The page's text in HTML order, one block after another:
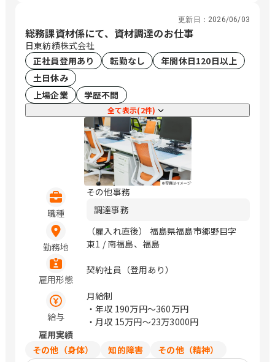
山市北区駅前町1-9-15明治安田生命岡
山ビル8階 広島 広島市東区二葉の里3-5-
7 GRANODE広島11階 福山市昭和町2-3
福山ファインビル1階 山口 下関市南部町
19-7 明治安田生命下関ビル3階 周南市
東船場町2-37 明治安田生命徳島東船場
ビル3階 高知 高知市本町2-2-34 明治安
田生命高知ビル3階 福岡 北九州市小倉北
区紺屋町9-1明治安田生命小倉ビル2階
久留米市本町4-33 明治安田生命久留米
本町ビル5階 大分 大分市荷揚町1-30明
治安田生命大分ビル2階 （変更の範囲）
会社の定める場所 / 北千住、千住大橋、
東池袋、立川、町田、新横浜、北新横
浜、京急川崎、川崎、伊勢佐木長者町、
関内、大船、富士見町、平塚、大磯、熊
谷、上熊谷、浦和、中浦和、川越、本川
越、草加、谷塚、葭川公園、千葉中央、
木更津、祇園、京成船橋、船橋、柏、北
柏、京成成田、成田、旭川、苫小牧、青
八戸、小中野、山形、北山形、郡山、郡
山富田、いわき、赤井、水戸、偕楽園、
研究学園、つくば、太田、韮川、新潟、
野、権堂、松本、北松本、静岡、日吉
更新日： 2026/06/03
総務課資材係にて、資材調達のお仕事
日東紡績株式会社
正社員登用あり
転勤なし
年間休日120日以上
土日休み
上場企業
学歴不問
全て表示(2件)
職種
その他事務
調達事務
勤務地
（雇入れ直後） 福島県福島市郷野目字
東1 / 南福島、福島
雇用形態
契約社員（登用あり）
給与
月給制
・年収 190万円〜360万円
・月収 15万円〜23万3000円
雇用実績
その他（身体）
知的障害 その他（精神）